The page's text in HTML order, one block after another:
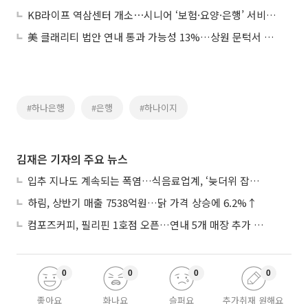
KB라이프 역삼센터 개소⋯시니어 ‘보험·요양·은행’ 서비스 원스톱 지원
美 클래리티 법안 연내 통과 가능성 13%…상원 문턱서 제동
#하나은행 #은행 #하나이지
김재은 기자의 주요 뉴스
입추 지나도 계속되는 폭염…식음료업계, ‘늦더위 잡기’ 전력 투구
하림, 상반기 매출 7538억원…닭 가격 상승에 6.2%↑
컴포즈커피, 필리핀 1호점 오픈…연내 5개 매장 추가 출점
좋아요
0
화나요
0
슬퍼요
0
추가취재 원해요
0